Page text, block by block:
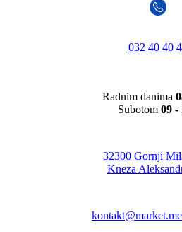
032 40 40
Radnim danima
Subotom 09 -
32300 Gornji
Kneza